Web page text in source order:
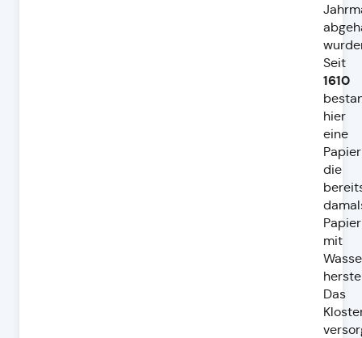
Seit
1610
hier
eine
die
Papier
mit
Das